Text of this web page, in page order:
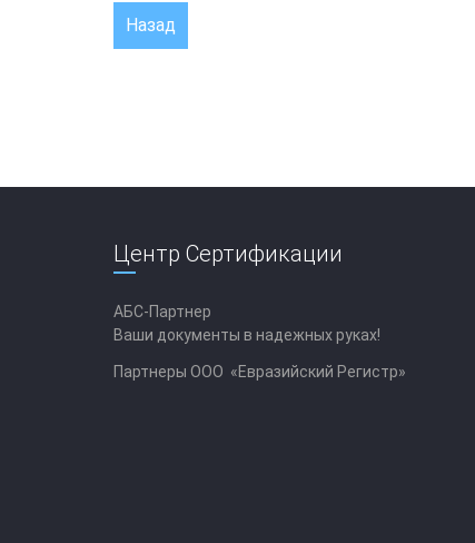
Назад
Центр Сертификации
АБС-Партнер
Ваши документы в надежных руках!
Партнеры ООО «Евразийский Регистр»